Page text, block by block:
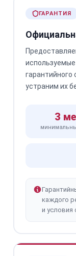
ГАРАНТИЯ
гарантийного
устраним их
3
каждого
и условия